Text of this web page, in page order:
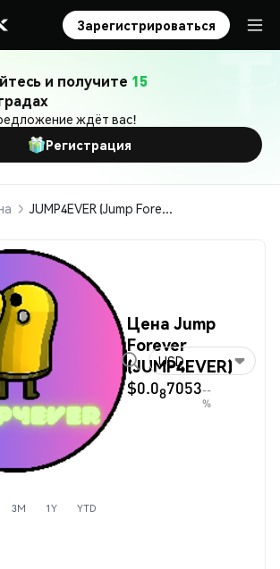
Зарегистрироваться
и получите 15
ждёт вас!
Регистрация
JUMP4EVER (Jump Forever)
Цена Jump
Forever
(JUMP4EVER)
$0.087053--
%
USD
3M 1Y YTD